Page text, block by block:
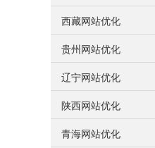
西藏网站优化
贵州网站优化
辽宁网站优化
陕西网站优化
青海网站优化